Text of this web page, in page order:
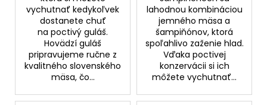
vychutnať kedykoľvek
dostanete chuť
na poctivý guláš.
Hovädzí guláš
pripravujeme ručne z
kvalitného slovenského
mäsa, čo...
lahodnou kombináciou
jemného mäsa a
šampiňónov, ktorá
spoľahlivo zaženie hlad.
Vďaka poctivej
konzervácii si ich
môžete vychutnať...